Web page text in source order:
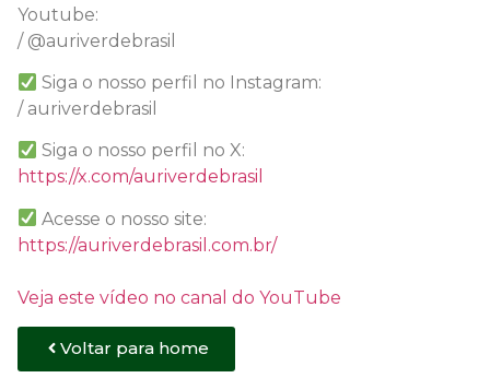
Youtube:
/ @auriverdebrasil
Siga o nosso perfil no Instagram:
/ auriverdebrasil
Siga o nosso perfil no X:
https://x.com/auriverdebrasil
Acesse o nosso site:
https://auriverdebrasil.com.br/
Veja este vídeo no canal do YouTube
Voltar para home